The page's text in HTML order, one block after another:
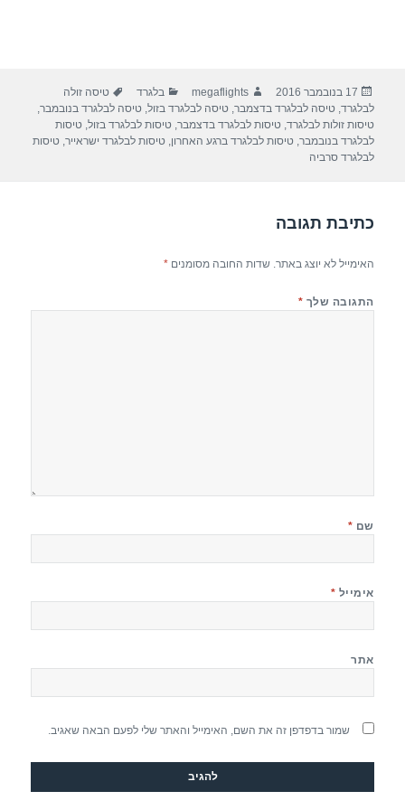
פורסם
בתאריך
17 בנובמבר 2016 מחבר
megaflights קטגוריות
בלגרד תגיות
טיסה זולה
לבלגרד,טיסה לבלגרד בדצמבר,טיסה לבלגרד בזול,טיסה לבלגרד בנובמבר,
טיסות זולות לבלגרד,טיסות לבלגרד בדצמבר,טיסות לבלגרד בזול,טיסות
לבלגרד בנובמבר,טיסות לבלגרד ברגע האחרון,טיסות לבלגרד ישראייר,טיסות
לבלגרד סרביה
כתיבת תגובה
האימייל לא יוצג באתר. שדות החובה מסומנים*
התגובה שלך *
שם *
אימייל *
אתר
שמור בדפדפן זה את השם, האימייל והאתר שלי לפעם הבאה שאגיב.